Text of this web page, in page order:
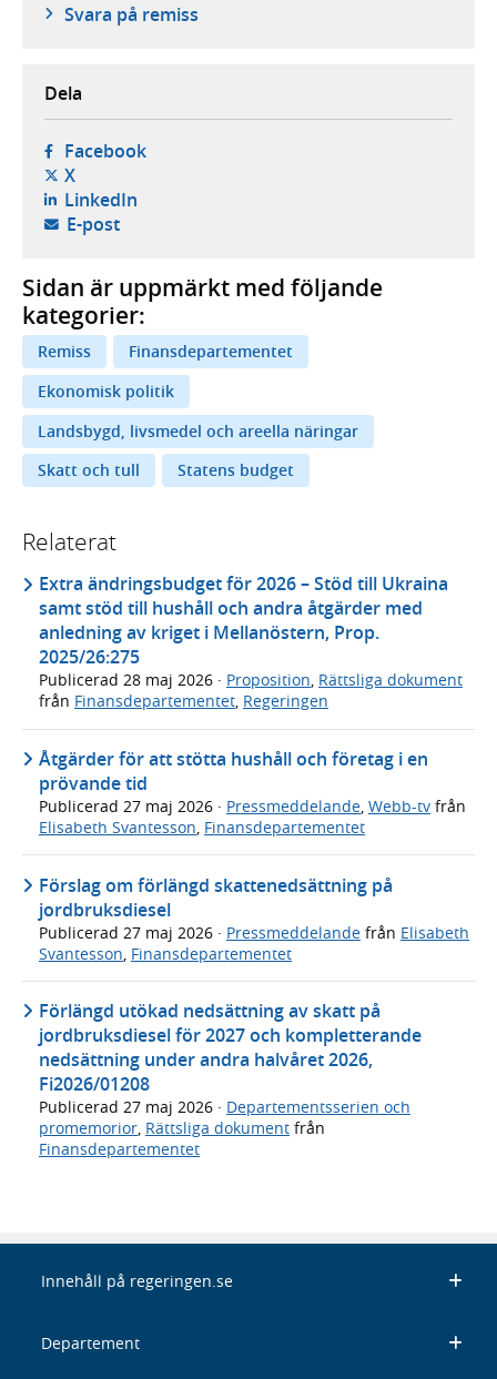
Svara på remiss
Dela
Facebook- öppnas i ny flik, extern webbplats,
X- öppnas i ny flik, extern webbplats,
LinkedIn- öppnas i ny flik, extern webbplats,
E-post- öppnar din e-postklient,
Sidan är uppmärkt med följande
kategorier:
Remiss
Finansdepartementet
Ekonomisk politik
Landsbygd, livsmedel och areella näringar
Skatt och tull
Statens budget
Relaterat
Extra ändringsbudget för 2026 – Stöd till Ukraina
samt stöd till hushåll och andra åtgärder med
anledning av kriget i Mellanöstern, Prop.
2025/26:275
Publicerad 28 maj 2026 · Proposition, Rättsliga dokument
från Finansdepartementet, Regeringen
Åtgärder för att stötta hushåll och företag i en
prövande tid
Publicerad 27 maj 2026 · Pressmeddelande, Webb-tv från
Elisabeth Svantesson, Finansdepartementet
Förslag om förlängd skattenedsättning på
jordbruksdiesel
Publicerad 27 maj 2026 · Pressmeddelande från Elisabeth
Svantesson Finansdepartementet
Förlängd utökad nedsättning av skatt på
jordbruksdiesel för 2027 och kompletterande
nedsättning under andra halvåret 2026,
Fi2026/01208
Publicerad 27 maj 2026 · Departementsserien och
promemorior, Rättsliga dokument från
Finansdepartementet
Innehåll på regeringen.se
Departement